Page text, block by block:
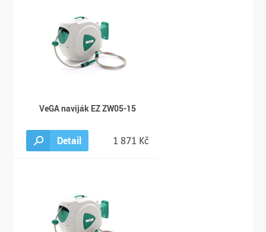
VeGA naviják EZ ZW05-15
Detail 1 871 Kč